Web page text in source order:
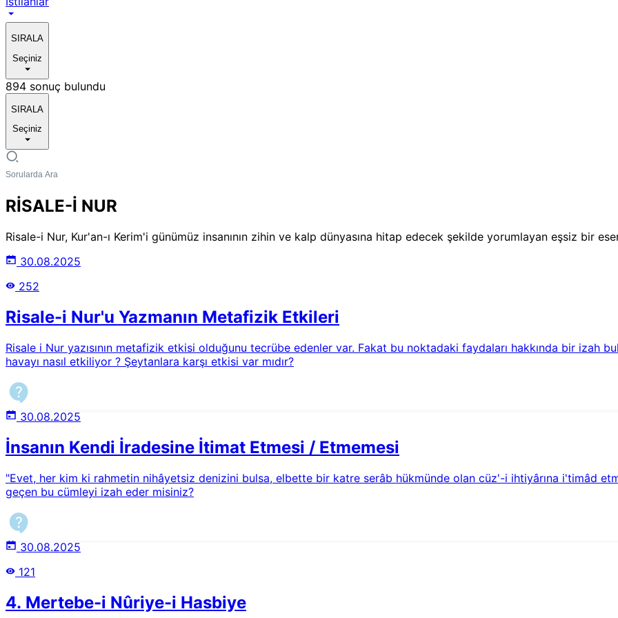
SIRALA
Seçiniz
894 sonuç bulundu
SIRALA
Seçiniz
RİSALE-İ NUR
Risale-i Nur, Kur'an-ı Kerim'i günümüz insanının zihin ve kalp dünyasına hitap edecek şekilde yorumlayan eşsiz bir
30.08.2025
252
Risale-i Nur'u Yazmanın Metafizik Etkileri
Risale i Nur yazısının metafizik etkisi olduğunu tecrübe edenler var. Fakat bu noktadaki faydaları hakkında bir izah
havayı nasıl etkiliyor ? Şeytanlara karşı etkisi var mıdır?
30.08.2025
İnsanın Kendi İradesine İtimat Etmesi / Etmemesi
"Evet, her kim ki rahmetin nihâyetsiz denizini bulsa, elbette bir katre serâb hükmünde olan cüz'-i ihtiyârına i'timâd
geçen bu cümleyi izah eder misiniz?
30.08.2025
121
4. Mertebe-i Nûriye-i Hasbiye